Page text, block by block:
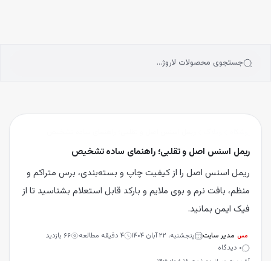
پیگیری سفارشات
جستجوی محصولات لاروژ…
ریمل اسنس اصل و تقلبی؛ راهنمای ساده تشخیص
ریمل اسنس اصل را از کیفیت چاپ و بسته‌بندی، برس متراکم و
منظم، بافت نرم و بوی ملایم و بارکد قابل استعلام بشناسید تا از
فیک ایمن بمانید.
مس مدیر سایت پنجشنبه، ۲۲ آبان ۱۴۰۴ ۴ دقیقه مطالعه ۶۶ بازدید
۰ دیدگاه